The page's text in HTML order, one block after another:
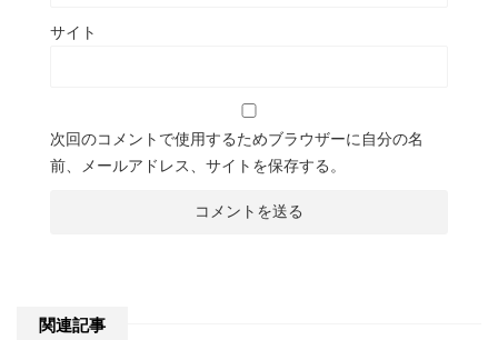
サイト
次回のコメントで使用するためブラウザーに自分の名
前、メールアドレス、サイトを保存する。
関連記事